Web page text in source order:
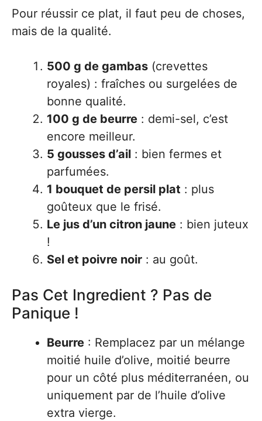
Pour réussir ce plat, il faut peu de choses,
mais de la qualité.
500 g de gambas (crevettes
royales) : fraîches ou surgelées de
bonne qualité.
100 g de beurre : demi-sel, c’est
encore meilleur.
5 gousses d’ail : bien fermes et
parfumées.
1 bouquet de persil plat : plus
goûteux que le frisé.
Le jus d’un citron jaune : bien juteux
!
Sel et poivre noir : au goût.
Pas Cet Ingredient ? Pas de
Panique !
Beurre : Remplacez par un mélange
moitié huile d’olive, moitié beurre
pour un côté plus méditerranéen, ou
uniquement par de l’huile d’olive
extra vierge.